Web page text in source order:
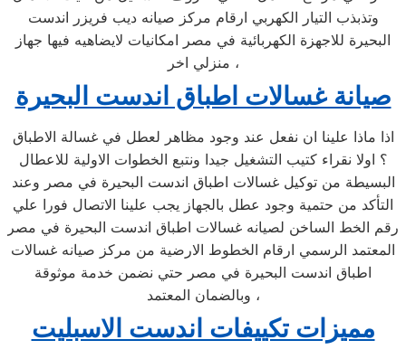
وتذبذب التيار الكهربي ارقام مركز صيانه ديب فريزر اندست
البحيرة للاجهزة الكهربائية في مصر امكانيات لايضاهيه فيها جهاز
منزلي اخر ،
صيانة غسالات اطباق اندست البحيرة
اذا ماذا علينا ان نفعل عند وجود مظاهر لعطل في غسالة الاطباق
؟ اولا نقراء كتيب التشغيل جيدا ونتبع الخطوات الاولية للاعطال
البسيطة من توكيل غسالات اطباق اندست البحيرة في مصر وعند
التأكد من حتمية وجود عطل بالجهاز يجب علينا الاتصال فورا علي
رقم الخط الساخن لصيانه غسالات اطباق اندست البحيرة في مصر
المعتمد الرسمي ارقام الخطوط الارضية من مركز صيانه غسالات
اطباق اندست البحيرة في مصر حتي نضمن خدمة موثوقة
وبالضمان المعتمد ،
مميزات تكييفات اندست الاسبليت